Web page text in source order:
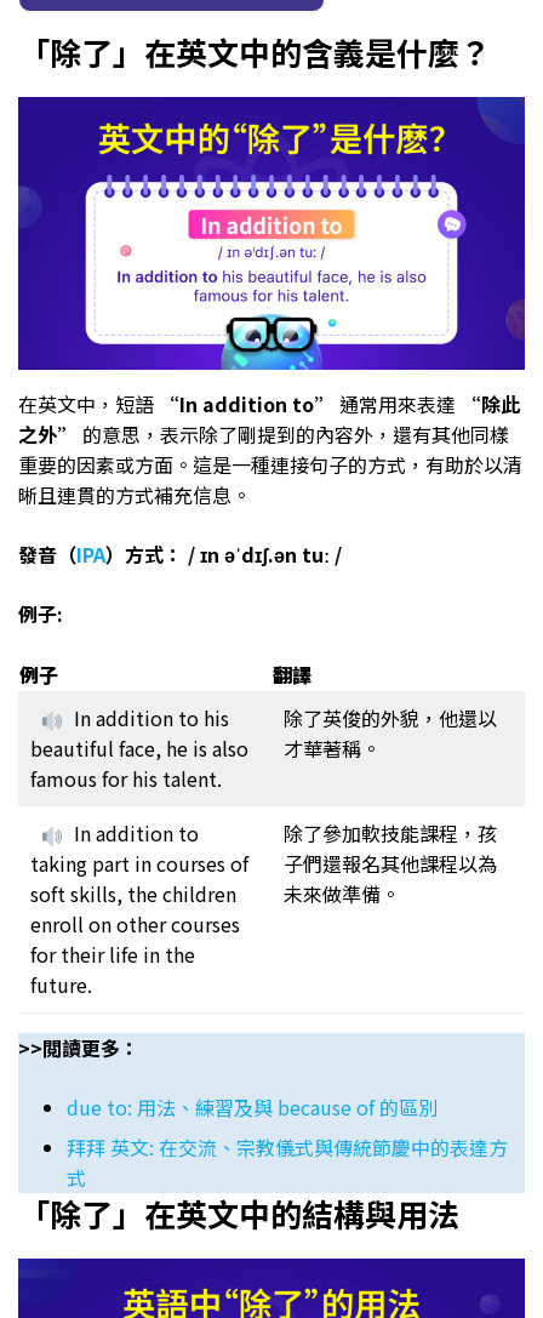
「除了」在英文中的含義是什麼？
在英文中，短語 “In addition to” 通常用來表達
“除此
之外”
的意思，表示除了剛提到的內容外，還有其他同樣
重要的因素或方面。這是一種連接句子的方式，有助於以清
晰且連貫的方式補充信息。
發音（IPA）方式： / ɪn əˈdɪʃ.ən tuː /
例子:
例子
翻譯
In addition to his
beautiful face, he is also
famous for his talent.
除了英俊的外貌，他還以
才華著稱。
In addition to
taking part in courses of
soft skills, the children
enroll on other courses
for their life in the
future.
除了參加軟技能課程，孩
子們還報名其他課程以為
未來做準備。
>>閲讀更多：
due to: 用法、練習及與 because of 的區別
拜拜 英文: 在交流、宗教儀式與傳統節慶中的表達方
式
「除了」在英文中的結構與用法